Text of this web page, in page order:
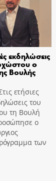
εκδηλώσεις
ο
Βουλής
ετήσιες
του
τη Βουλή
ο
των